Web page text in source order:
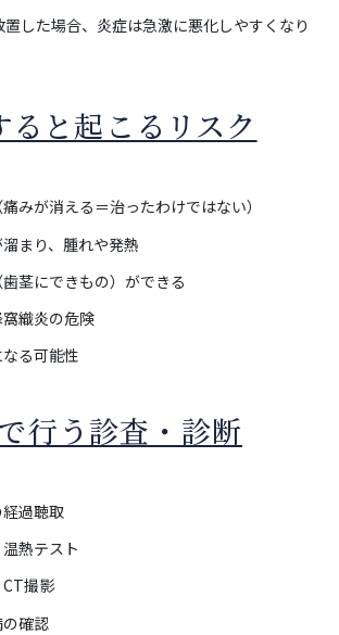
した場合、炎症は急激に悪化しやすくなり
ると起こるリスク
みが消える＝治ったわけではない）
まり、腫れや発熱
茎にできもの）ができる
織炎の危険
る可能性
行う診査・診断
過聴取
熱テスト
CT撮影
確認